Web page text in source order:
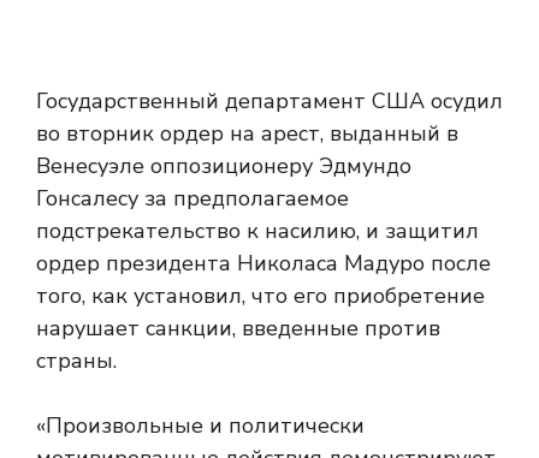
Государственный департамент США осудил
во вторник ордер на арест, выданный в
Венесуэле оппозиционеру Эдмундо
Гонсалесу за предполагаемое
подстрекательство к насилию, и защитил
ордер президента Николаса Мадуро после
того, как установил, что его приобретение
нарушает санкции, введенные против
страны.
«Произвольные и политически